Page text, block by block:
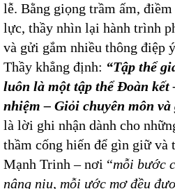
lễ. Bằng giọng trầm ấm,
lực, thầy nhìn lại hành trình
và gửi gắm nhiều thông điệp
Thầy khẳng định: “Tập thể
luôn là một tập thể Đoàn kết
nhiệm – Giỏi chuyên môn
là lời ghi nhận dành cho
thầm cống hiến để gìn giữ và
Mạnh Trinh – nơi “mỗi bước
nâng niu, mỗi ước mơ đều